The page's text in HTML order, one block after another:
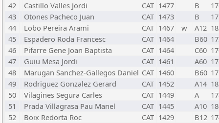
42
Castillo Valles Jordi CAT 1477 B
43
Otones Pacheco Juan CAT 1473 B
44
Lobo Pereira Arami CAT 1467 w A12
45
Espadero Roda Francesc CAT 1464 B60
46
Pifarre Gene Joan Baptista CAT 1464 C60
47
Guiu Mesa Jordi CAT 1461 A60
48
Marugan Sanchez-Gallegos Daniel CAT 1460 B60
49
Rodriguez Gonzalez Gerard CAT 1452 A14
50
Vilagines Segura Carles CAT 1449 A
51
Prada Villagrasa Pau Manel CAT 1445 A10
52
Boix Redorta Roc CAT 1429 B12